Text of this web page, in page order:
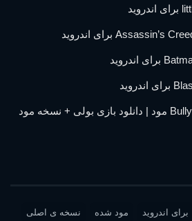
Bully : Anniversary Edition مود | دانلود بازی بولی + نسخه مود
برای اندروید مود شده نسخه ی اصلی